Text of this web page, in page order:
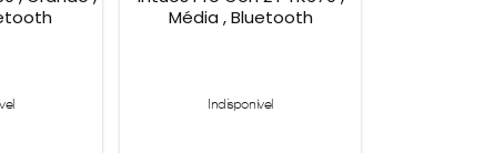
Média , Bluetooth
Indisponível